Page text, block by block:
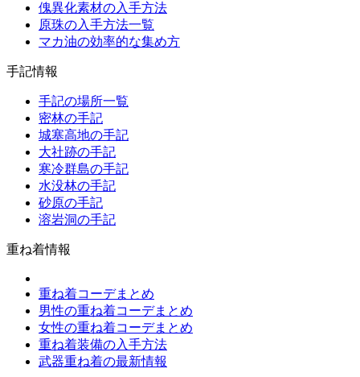
傀異化素材の入手方法
原珠の入手方法一覧
マカ油の効率的な集め方
手記情報
手記の場所一覧
密林の手記
城塞高地の手記
大社跡の手記
寒冷群島の手記
水没林の手記
砂原の手記
溶岩洞の手記
重ね着情報
重ね着コーデまとめ
男性の重ね着コーデまとめ
女性の重ね着コーデまとめ
重ね着装備の入手方法
武器重ね着の最新情報